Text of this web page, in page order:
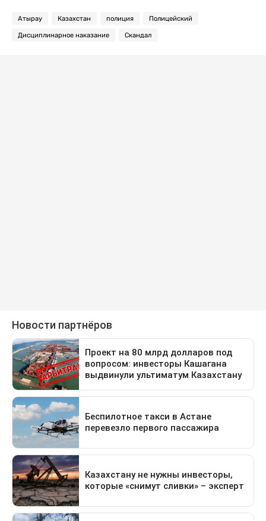
Атырау Казахстан полиция Полицейский
Дисциплинарное наказание Скандал